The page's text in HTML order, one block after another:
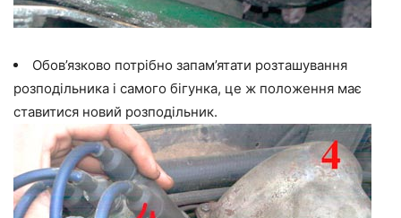
Обов’язково потрібно запам’ятати розташування
розподільника і самого бігунка, це ж положення має
ставитися новий розподільник.